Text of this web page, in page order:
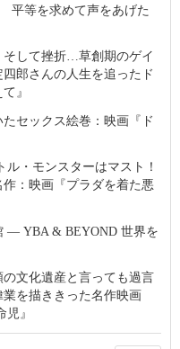
平等を求めて声をあげた
そして挫折…草創期のゲイ
郎さんの人生を追ったド
』
セックス絵巻：映画『ド
・モンスターはマスト！
：映画『プラダを着た悪
― YBA & BEYOND 世界を
文化遺産と言っても過言
を描ききった名作映画
』